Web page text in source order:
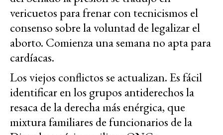
vericuetos para frenar con tecnicismos el
consenso sobre la voluntad de legalizar el
aborto. Comienza una semana no apta para
cardíacas.
Los viejos conflictos se actualizan. Es fácil
identificar en los grupos antiderechos la
resaca de la derecha más enérgica, que
mixtura familiares de funcionarios de la